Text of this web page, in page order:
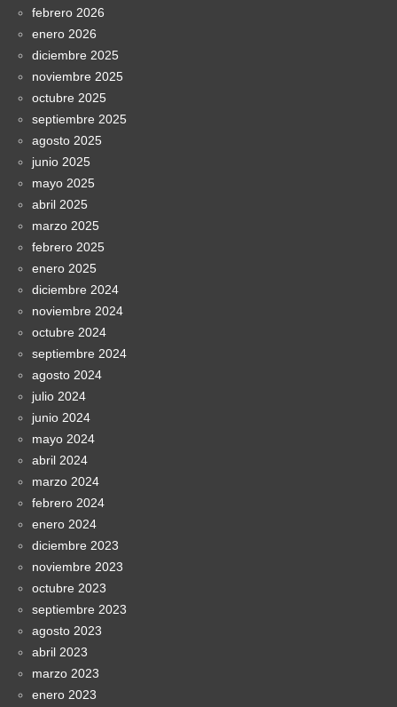
febrero 2026
enero 2026
diciembre 2025
noviembre 2025
octubre 2025
septiembre 2025
agosto 2025
junio 2025
mayo 2025
abril 2025
marzo 2025
febrero 2025
enero 2025
diciembre 2024
noviembre 2024
octubre 2024
septiembre 2024
agosto 2024
julio 2024
junio 2024
mayo 2024
abril 2024
marzo 2024
febrero 2024
enero 2024
diciembre 2023
noviembre 2023
octubre 2023
septiembre 2023
agosto 2023
abril 2023
marzo 2023
enero 2023